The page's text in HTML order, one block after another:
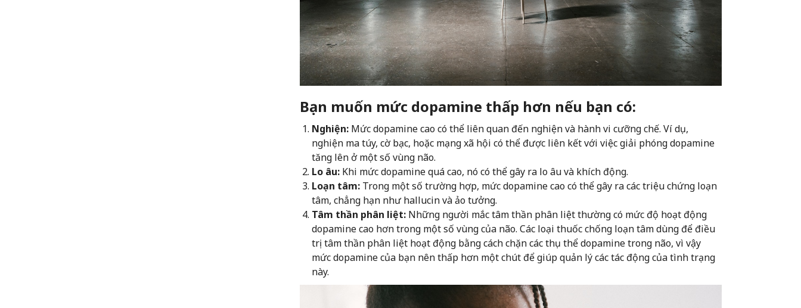
Bạn muốn mức dopamine thấp hơn nếu bạn có:
Nghiện: Mức dopamine cao có thể liên quan đến nghiện và hành vi cưỡng chế. Ví dụ,
nghiện ma túy, cờ bạc, hoặc mạng xã hội có thể được liên kết với việc giải phóng dopamine
tăng lên ở một số vùng não.
Lo âu:Khi mức dopamine quá cao, nó có thể gây ra lo âu và khích động.
Loạn tâm: Trong một số trường hợp, mức dopamine cao có thể gây ra các triệu chứng loạn
tâm, chẳng hạn như hallucin và ảo tưởng.
Tâm thần phân liệt:Những người mắc tâm thần phân liệt thường có mức độ hoạt động
dopamine cao hơn trong một số vùng của não. Các loại thuốc chống loạn tâm dùng để điều
trị tâm thần phân liệt hoạt động bằng cách chặn các thụ thể dopamine trong não, vì vậy
mức dopamine của bạn nên thấp hơn một chút để giúp quản lý các tác động của tình trạng
này.